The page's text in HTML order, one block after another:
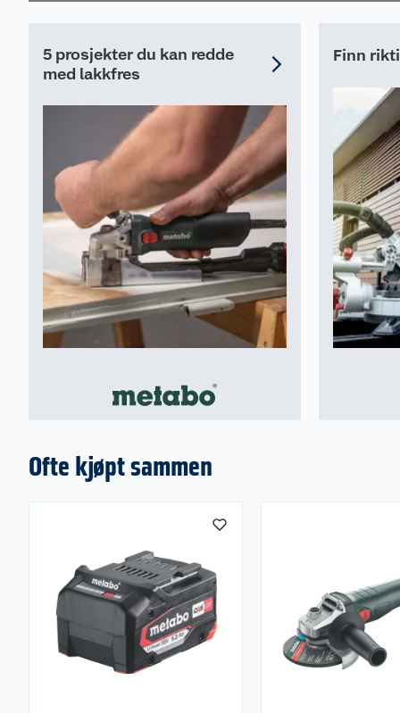
LED belysning
Max løsnemoment 300Nm
Max slagtall 4750
Utvendig firkant 1/2''
5 prosjekter du kan redde
med lakkfres
Finn
Ofte kjøpt sammen